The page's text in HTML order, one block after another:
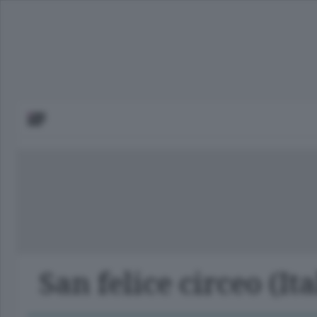
San felice circeo